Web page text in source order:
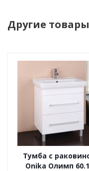
Другие
Тумба с
Onika Олимп